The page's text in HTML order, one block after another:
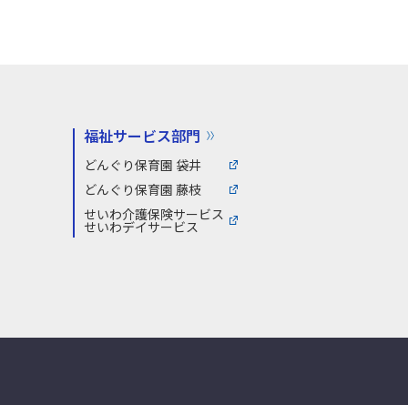
福祉サービス部門
どんぐり保育園 袋井
どんぐり保育園 藤枝
せいわ介護保険サービス
せいわデイサービス